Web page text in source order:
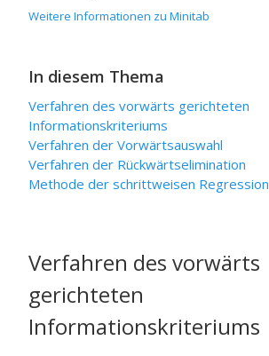
Weitere Informationen zu Minitab
In diesem Thema
Verfahren des vorwärts gerichteten
Informationskriteriums
Verfahren der Vorwärtsauswahl
Verfahren der Rückwärtselimination
Methode der schrittweisen Regression
Verfahren des vorwärts
gerichteten
Informationskriteriums